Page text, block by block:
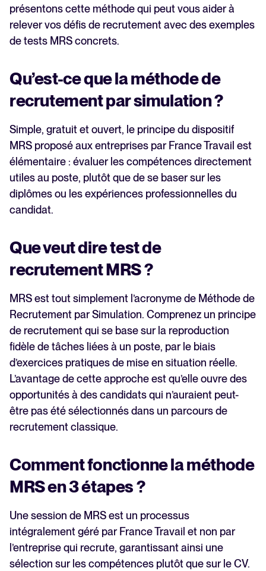
présentons cette méthode qui peut vous aider à
relever vos défis de recrutement avec des exemples
de tests MRS concrets.
Qu’est-ce que la méthode de
recrutement par simulation ?
Simple, gratuit et ouvert, le principe du dispositif
MRS proposé aux entreprises par France Travail est
élémentaire : évaluer les compétences directement
utiles au poste, plutôt que de se baser sur les
diplômes ou les expériences professionnelles du
candidat.
Que veut dire test de
recrutement MRS ?
MRS est tout simplement l’acronyme de Méthode de
Recrutement par Simulation. Comprenez un principe
de recrutement qui se base sur la reproduction
fidèle de tâches liées à un poste, par le biais
d’exercices pratiques de mise en situation réelle.
L’avantage de cette approche est qu’elle ouvre des
opportunités à des candidats qui n’auraient peut-
être pas été sélectionnés dans un parcours de
recrutement classique.
Comment fonctionne la méthode
MRS en 3 étapes ?
Une session de MRS est un processus
intégralement géré par France Travail et non par
l’entreprise qui recrute, garantissant ainsi une
sélection sur les compétences plutôt que sur le CV.